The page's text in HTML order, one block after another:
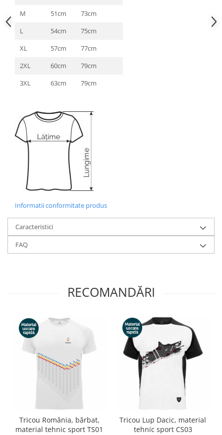
M
51cm
73cm
L
54cm
75cm
XL
57cm
77cm
2XL
60cm
79cm
3XL
63cm 79cm
Informatii conformitate produs
Caracteristici
FAQ
RECOMANDĂRI
Tricou România, bărbat,
material tehnic sport TS01
Tricou Lup Dacic, material
tehnic sport CS03